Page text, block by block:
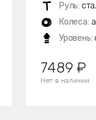
Руль:
Колеса:
Уровень:
7489 ₽
Нет в наличии